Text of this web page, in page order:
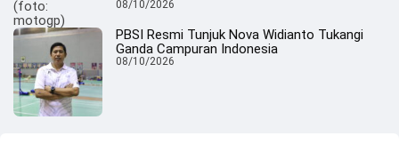
08/10/2026
PBSI Resmi Tunjuk Nova Widianto Tukangi
Ganda Campuran Indonesia
08/10/2026